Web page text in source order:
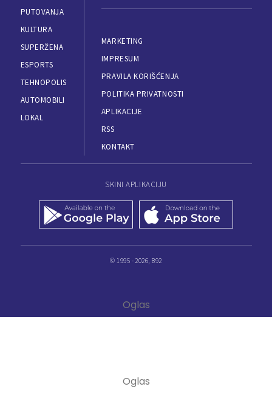
PUTOVANJA
KULTURA
SUPERŽENA
ESPORTS
TEHNOPOLIS
AUTOMOBILI
LOKAL
MARKETING
IMPRESUM
PRAVILA KORIŠĆENJA
POLITIKA PRIVATNOSTI
APLIKACIJE
RSS
KONTAKT
SKINI APLIKACIJU
© 1995 - 2026, B92